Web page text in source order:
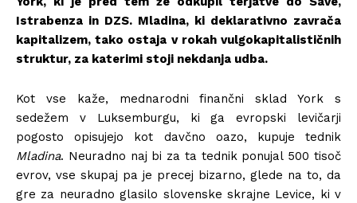
Istrabenza in DZS. Mladina, ki deklarativno zavrača
kapitalizem, tako ostaja v rokah vulgokapitalističnih
struktur, za katerimi stoji nekdanja udba.
Kot vse kaže, mednarodni finančni sklad York s
sedežem v Luksemburgu, ki ga evropski levičarji
pogosto opisujejo kot davčno oazo, kupuje tednik
Mladina. Neuradno naj bi za ta tednik ponujal 500 tisoč
evrov, vse skupaj pa je precej bizarno, glede na to, da
gre za neuradno glasilo slovenske skrajne Levice, ki v